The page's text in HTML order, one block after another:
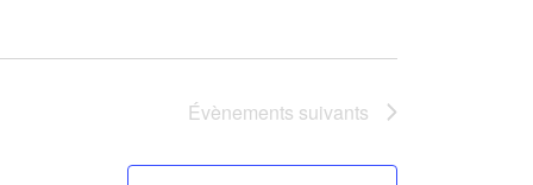
Évènements suivants